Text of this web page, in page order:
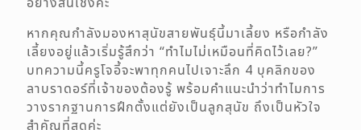
หากคุณกำลังมองหาสุนัขสายพันธุ์นี้มาเลี้ยง หรือกำลัง
เลี้ยงอยู่แล้วเริ่มรู้สึกว่า “ทำไมไม่เหมือนที่คิดไว้เลย?”
บทความนี้ครูโจอี้จะพาทุกคนไปเจาะลึก 4 บุคลิกของ
ลาบราดอร์ที่เจ้าของต้องรู้ พร้อมคำแนะนำว่าทำไมการ
วางรากฐานการฝึกตั้งแต่ยังเป็นลูกสุนัข ถึงเป็นหัวใจ
สำคัญที่สุดค่ะ